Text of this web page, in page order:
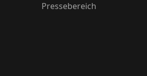
Pressebereich